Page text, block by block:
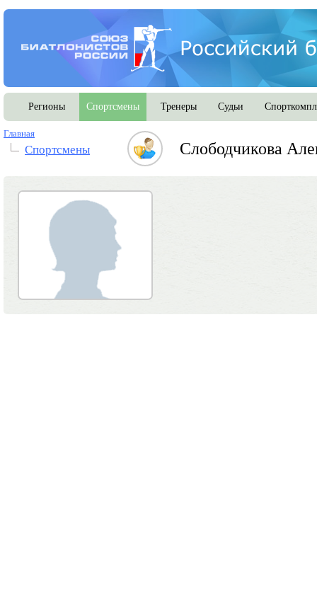
Регионы Спортсмены Тренеры Судьи
Главная
Спортсмены Слободчикова